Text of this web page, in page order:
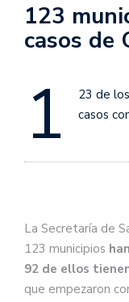
123
casos de
1
23 de
casos
La Secretaría de
123 municipios
92 de ellos
que empezaron